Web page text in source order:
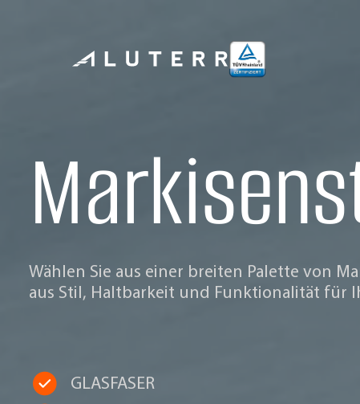
Wählen Sie aus einer breiten Palette von
aus Stil, Haltbarkeit und Funktionalität für
GLASFASER